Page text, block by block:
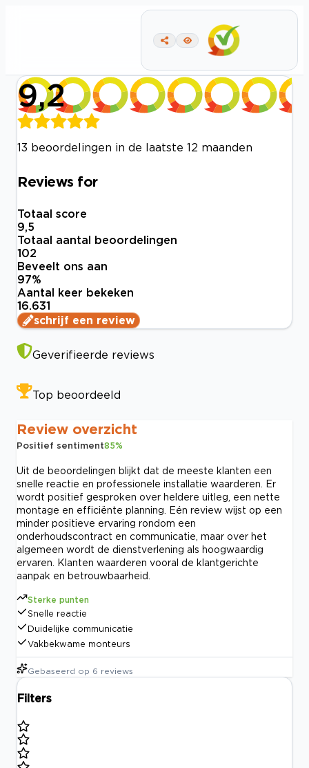
9,2
13 beoordelingen in de laatste 12 maanden
Reviews for
Totaal score
9,5
Totaal aantal beoordelingen
102
Beveelt ons aan
97%
Aantal keer bekeken
16.631
schrijf een review
Geverifieerde reviews
Top beoordeeld
Review overzicht
Positief sentiment85%
Uit de beoordelingen blijkt dat de meeste klanten een
snelle reactie en professionele installatie waarderen. Er
wordt positief gesproken over heldere uitleg, een nette
montage en efficiënte planning. Eén review wijst op een
minder positieve ervaring rondom een
onderhoudscontract en communicatie, maar over het
algemeen wordt de dienstverlening als hoogwaardig
ervaren. Klanten waarderen vooral de klantgerichte
aanpak en betrouwbaarheid.
Sterke punten
Snelle reactie
Duidelijke communicatie
Vakbekwame monteurs
Gebaseerd op 6 reviews
Filters